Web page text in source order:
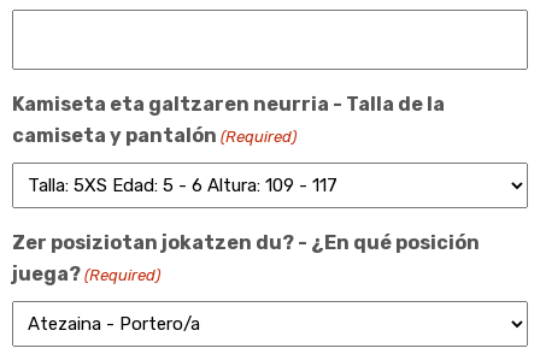
Kamiseta eta galtzaren neurria - Talla de la
camiseta y pantalón (Required)
Zer posiziotan jokatzen du? - ¿En qué posición
juega? (Required)